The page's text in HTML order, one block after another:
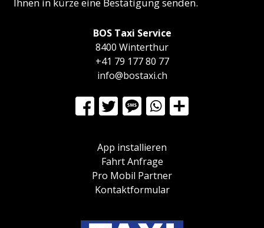
BOS Taxi Service
8400 Winterthur
+41 79 177 80 77
info@bostaxi.ch
App installieren
Fahrt Anfrage
Pro Mobil Partner
Kontaktformular